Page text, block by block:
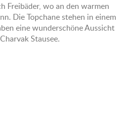
Freibäder, wo an den warmen
Die Topchane stehen in einem
eine wunderschöne Aussicht
Stausee.